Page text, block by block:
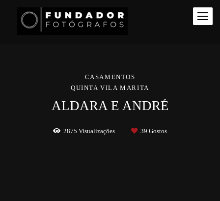
CASAMENTOS
QUINTA VILA MARITA
ALDARA E ANDRÉ
2875 Visualizações 39 Gostos